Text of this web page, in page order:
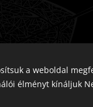
a weboldal
élményt kínáljuk